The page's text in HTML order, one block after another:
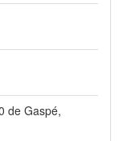
de Gaspé,